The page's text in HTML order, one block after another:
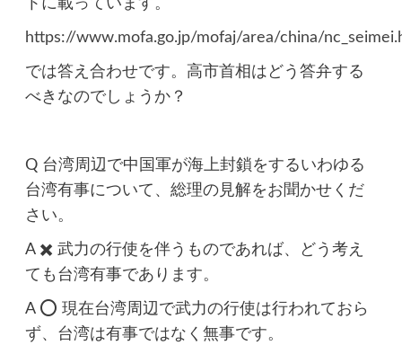
https://www.mofa.go.jp/mofaj/area/china/
では答え合わせです。高市首相はどう答弁する
べきなのでしょうか？
Q 台湾周辺で中国軍が海上封鎖をするいわゆる
台湾有事について、総理の見解をお聞かせくだ
さい。
A ✖️ 武力の行使を伴うものであれば、どう考え
ても台湾有事であります。
A ⭕️ 現在台湾周辺で武力の行使は行われておら
ず、台湾は有事ではなく無事です。